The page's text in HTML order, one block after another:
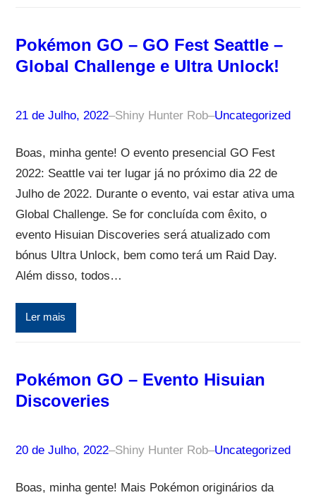
Pokémon GO – GO Fest Seattle –
Global Challenge e Ultra Unlock!
21 de Julho, 2022–Shiny Hunter Rob–Uncategorized
Boas, minha gente! O evento presencial GO Fest
2022: Seattle vai ter lugar já no próximo dia 22 de
Julho de 2022. Durante o evento, vai estar ativa uma
Global Challenge. Se for concluída com êxito, o
evento Hisuian Discoveries será atualizado com
bónus Ultra Unlock, bem como terá um Raid Day.
Além disso, todos…
Ler mais
Pokémon GO – Evento Hisuian
Discoveries
20 de Julho, 2022–Shiny Hunter Rob–Uncategorized
Boas, minha gente! Mais Pokémon originários da